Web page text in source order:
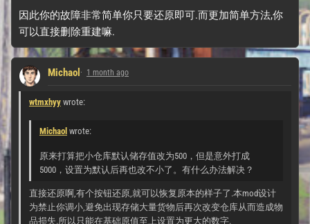
因此你的故障非常简单你只要还原即可.而更加简单方法,你
可以直接删除重建嘛.
Michaol 1 month ago
wtmxhyy wrote:
Michaol wrote:
原来打算把小仓库默认储存值改为500，但是意外打成
5000，设置为默认后再也改不小了。有什么办法解决？
直接还原啊,有个按钮还原,就可以恢复原本的样子了.本mod设计
为禁止你调小,避免出现存储大量货物后再次改变仓库从而造成物
品损失.所以只能在基础原值至上设置为更大的数字.